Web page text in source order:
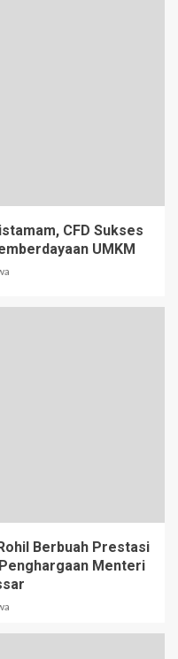
CFD Sukses
UMKM
Berbuah Prestasi
Menteri